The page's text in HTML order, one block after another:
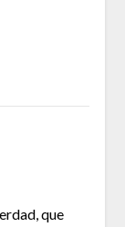
que